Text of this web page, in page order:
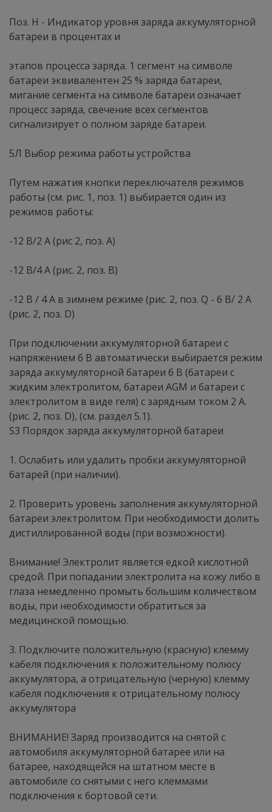
Поз. Н - Индикатор уровня заряда аккумуляторной
батареи в процентах и
этапов процесса заряда. 1 сегмент на символе
батареи эквивалентен 25 % заряда батареи,
мигание сегмента на символе батареи означает
процесс заряда, свечение всех сегментов
сигнализирует о полном заряде батареи.
5Л Выбор режима работы устройства
Путем нажатия кнопки переключателя режимов
работы (см. рис. 1, поз. 1) выбирается один из
режимов работы:
-12 В/2 А (рис 2, поз. А)
-12 В/4 А (рис. 2, поз. В)
-12 В / 4 А в зимнем режиме (рис. 2, поз. Q - 6 В/ 2 А
(рис. 2, поз. D)
При подключении аккумуляторной батареи с
напряжением б В автоматически выбирается режим
заряда аккумуляторной батареи б В (батареи с
жидким электролитом, батареи AGM и батареи с
электролитом в виде геля) с зарядным током 2 А.
(рис. 2, поз. D), (см. раздел 5.1).
S3 Порядок заряда аккумуляторной батареи
1. Ослабить или удалить пробки аккумуляторной
батарей (при наличии).
2. Проверить уровень заполнения аккумуляторной
батареи электролитом. При необходимости долить
дистиллированной воды (при возможности).
Внимание! Электролит является едкой кислотной
средой. При попадании электролита на кожу либо в
глаза немедленно промыть большим количеством
воды, при необходимости обратиться за
медицинской помощью.
3. Подключите положительную (красную) клемму
кабеля подключения к положительному полюсу
аккумулятора, а отрицательную (черную) клемму
кабеля подключения к отрицательному полюсу
аккумулятора
ВНИМАНИЕ! Заряд производится на снятой с
автомобиля аккумуляторной батарее или на
батарее, находящейся на штатном месте в
автомобиле со снятыми с него клеммами
подключения к бортовой сети.